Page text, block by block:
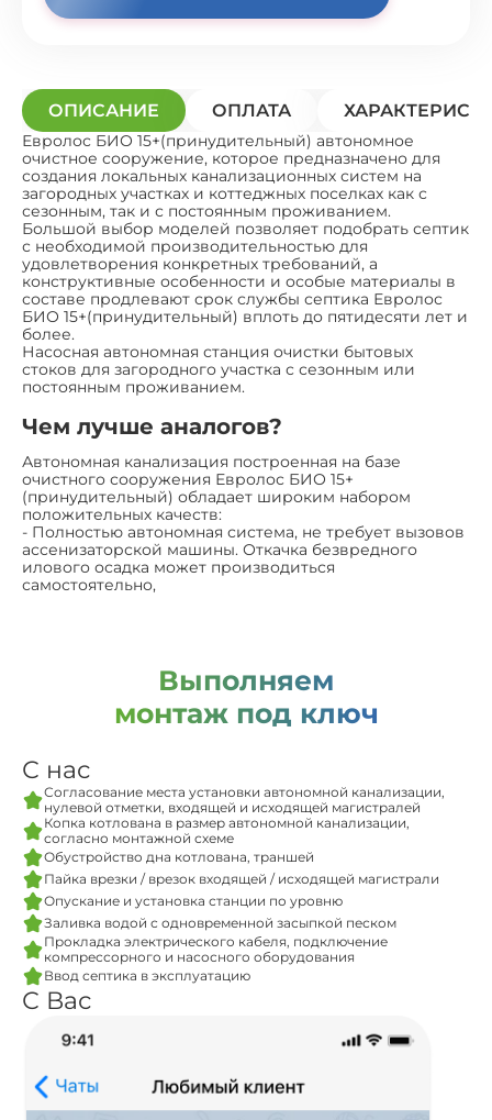
ОПИСАНИЕ ОПЛАТА
Евролос БИО 15+(принудительный) автономное
очистное сооружение, которое предназначено для
создания локальных канализационных систем на
загородных участках и коттеджных поселках как с
сезонным, так и с постоянным проживанием.
Большой выбор моделей позволяет подобрать септик
с необходимой производительностью для
удовлетворения конкретных требований, а
конструктивные особенности и особые материалы в
составе продлевают срок службы септика Евролос
БИО 15+(принудительный) вплоть до пятидесяти лет и
более.
Насосная автономная станция очистки бытовых
стоков для загородного участка с сезонным или
постоянным проживанием.
Чем лучше аналогов?
Автономная канализация построенная на базе
очистного сооружения Евролос БИО 15+
(принудительный) обладает широким набором
положительных качеств:
- Полностью автономная система, не требует вызовов
ассенизаторской машины. Откачка безвредного
илового осадка может производиться
самостоятельно,
Выполняем
монтаж под ключ
С нас
Согласование места установки автономной канализации,
нулевой отметки, входящей и исходящей магистралей
Копка котлована в размер автономной канализации,
согласно монтажной схеме
Обустройство дна котлована, траншей
Пайка врезки / врезок входящей / исходящей магистрали
Опускание и установка станции по уровню
Заливка водой с одновременной засыпкой песком
Прокладка электрического кабеля, подключение
компрессорного и насосного оборудования
Ввод септика в эксплуатацию
С Вас